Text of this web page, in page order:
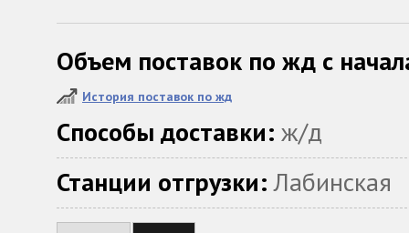
Объем поставок по жд с
История поставок по жд
Способы доставки: ж/д
Станции отгрузки:Лабинская